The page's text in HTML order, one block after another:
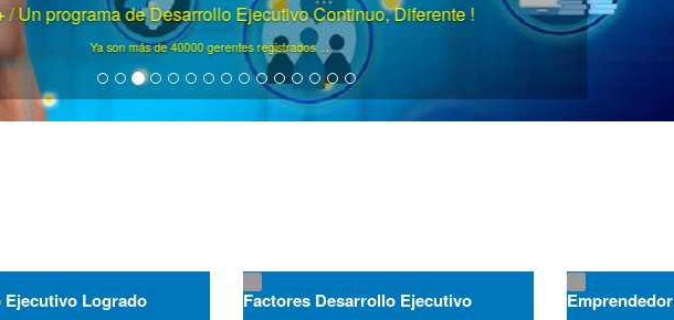
resultados !
Ya son más de 2000 eventos realizados ...
Ejecutivo Logrado Factores Desarrollo Ejecutivo Emprendedor